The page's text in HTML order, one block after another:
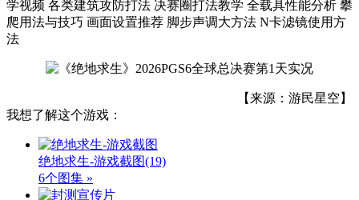
学视频 各类建筑攻防打法 决赛圈打法教学 全载具性能分析 攀
爬用法与技巧 画面设置推荐 脚步声调大方法 N卡滤镜使用方
法
【来源：游民星空】
我想了解这个游戏：
绝地求生-游戏截图(19)
6个图集 »